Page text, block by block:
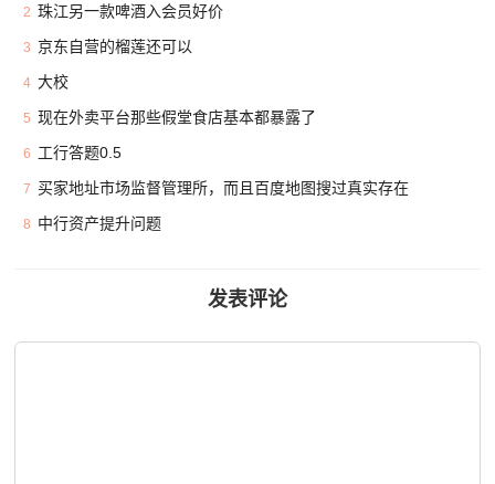
2 珠江另一款啤酒入会员好价
3 京东自营的榴莲还可以
4 大校
5 现在外卖平台那些假堂食店基本都暴露了
6 工行答题0.5
7 买家地址市场监督管理所，而且百度地图搜过真实存在
8 中行资产提升问题
发表评论